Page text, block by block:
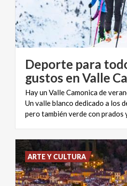
Deporte para
gustos en Valle
Hay un Valle Camonica de
Un valle blanco dedicado a los
pero también verde con prados
ARTE Y CULTURA